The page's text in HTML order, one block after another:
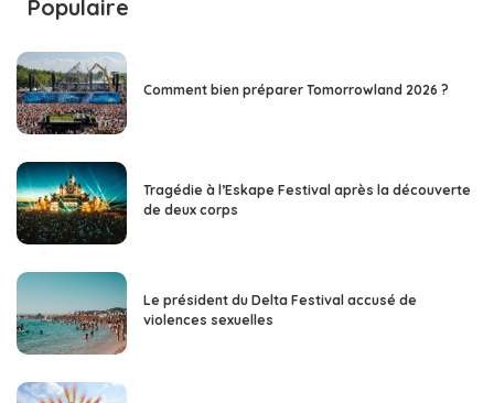
Populaire
Comment bien préparer Tomorrowland 2026 ?
Tragédie à l’Eskape Festival après la découverte
de deux corps
Le président du Delta Festival accusé de
violences sexuelles